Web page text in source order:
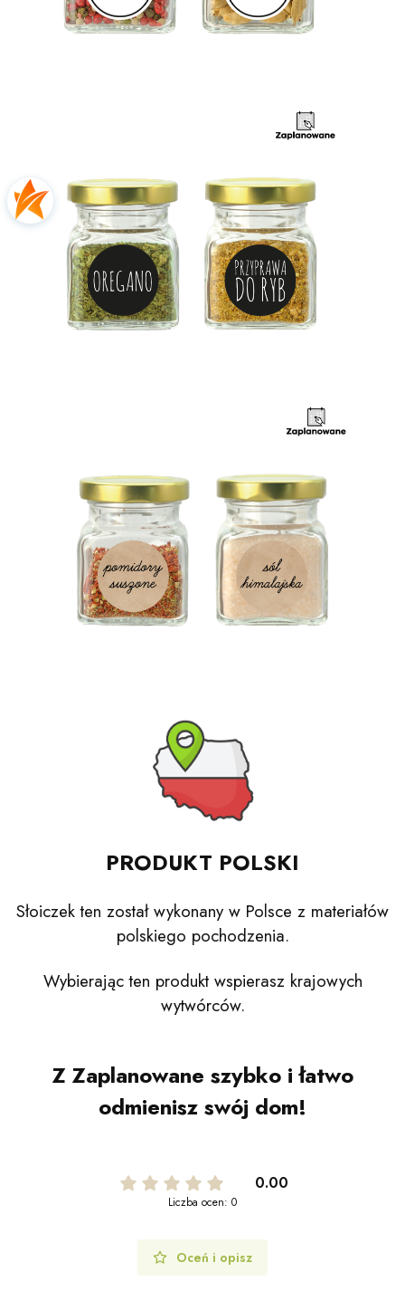
PRODUKT POLSKI
Słoiczek ten został wykonany w Polsce z materiałów
polskiego pochodzenia.
Wybierając ten produkt wspierasz krajowych
wytwórców.
Z Zaplanowane szybko i łatwo
odmienisz swój dom!
0.00
Liczba ocen: 0
Oceń i opisz